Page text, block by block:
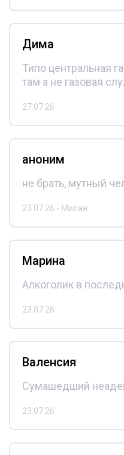
Дима
Типо центральная
там а не газовая
27.07.26
аноним
не брать, мутный
23.07.26 - Милан
Марина
Алкоголик в
23.07.26
Валенсия
Сумашедший
23.07.26